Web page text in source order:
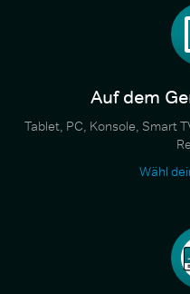
Auf dem
Tablet, PC, Konsole, Smart
Wähl